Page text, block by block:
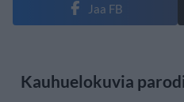
Jaa FB
Kauhuelokuvia